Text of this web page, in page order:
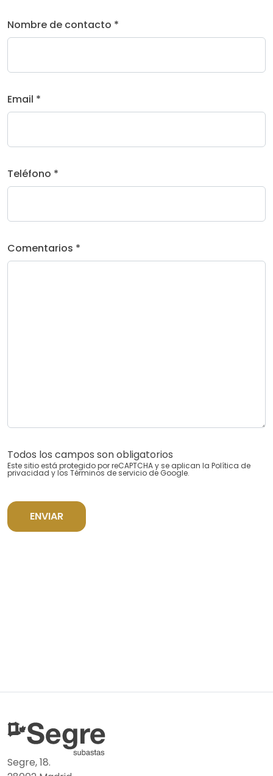
Nombre de contacto *
Email *
Teléfono *
Comentarios *
Todos los campos son obligatorios
Este sitio está protegido por reCAPTCHA y se aplican la Política de
privacidad y los Términos de servicio de Google.
ENVIAR
Segre, 18.